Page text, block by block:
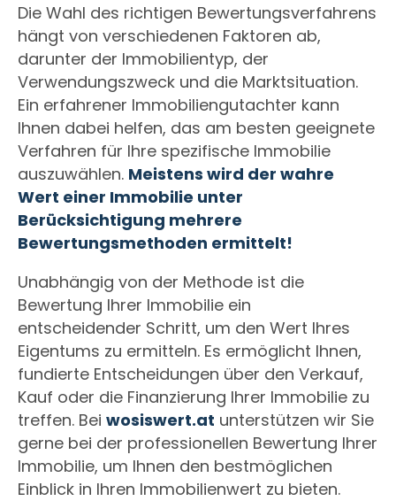
Die Wahl des richtigen Bewertungsverfahrens
hängt von verschiedenen Faktoren ab,
darunter der Immobilientyp, der
Verwendungszweck und die Marktsituation.
Ein erfahrener Immobiliengutachter kann
Ihnen dabei helfen, das am besten geeignete
Verfahren für Ihre spezifische Immobilie
auszuwählen. Meistens wird der wahre
Wert einer Immobilie unter
Berücksichtigung mehrere
Bewertungsmethoden ermittelt!
Unabhängig von der Methode ist die
Bewertung Ihrer Immobilie ein
entscheidender Schritt, um den Wert Ihres
Eigentums zu ermitteln. Es ermöglicht Ihnen,
fundierte Entscheidungen über den Verkauf,
Kauf oder die Finanzierung Ihrer Immobilie zu
treffen. Bei wosiswert.at unterstützen wir Sie
gerne bei der professionellen Bewertung Ihrer
Immobilie, um Ihnen den bestmöglichen
Einblick in Ihren Immobilienwert zu bieten.